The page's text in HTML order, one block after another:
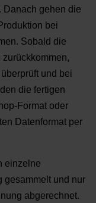
Danach gehen die
bei
Sobald die
und bei
die fertigen
Format oder
Datenformat per
einzelne
gesammelt und nur
abgerechnet.